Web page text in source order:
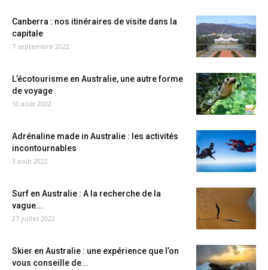
Canberra : nos itinéraires de visite dans la
capitale
7 septembre 2022
L’écotourisme en Australie, une autre forme
de voyage
10 août 2022
Adrénaline made in Australie : les activités
incontournables
3 août 2022
Surf en Australie : A la recherche de la
vague...
27 juillet 2022
Skier en Australie : une expérience que l’on
vous conseille de...